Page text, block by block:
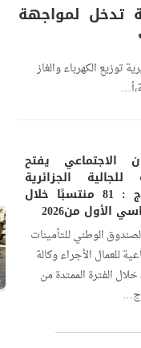
68 فرقة تدخل لمواجهة
توزيع الكهرباء والغاز
الاجتماعي يفتح
للجالية الجزائرية
بالخارج : 81 منتسبًا خلال
الأول من2026
الوطني للتأمينات
للعمال الأجراء وكالة
الفترة الممتدة من
ج…